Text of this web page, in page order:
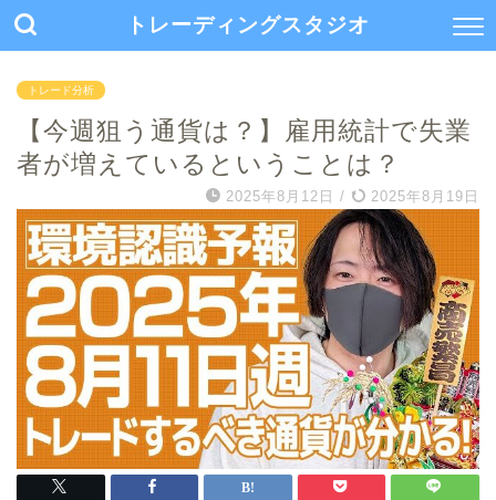
トレーディングスタジオ
トレード分析
【今週狙う通貨は？】雇用統計で失業
者が増えているということは？
2025年8月12日 / 2025年8月19日